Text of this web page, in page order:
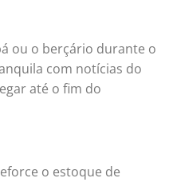
ou o berçário durante o
com notícias do
até o fim do
o estoque de